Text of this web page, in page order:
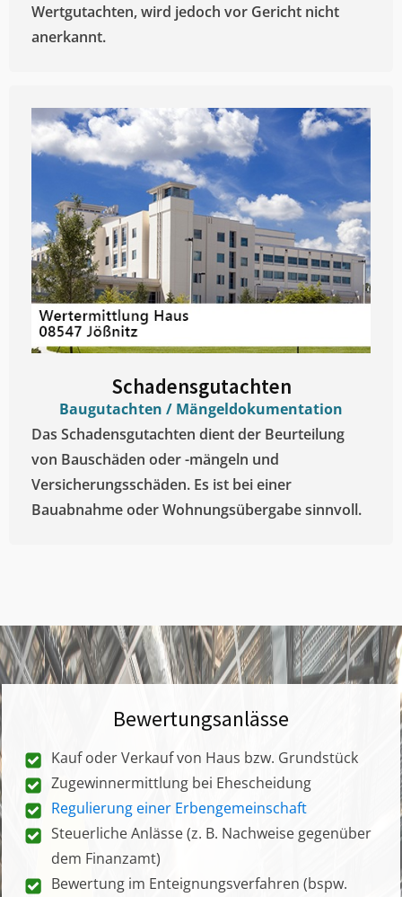
Wertgutachten, wird jedoch vor Gericht nicht
anerkannt.
Schadensgutachten
Baugutachten / Mängeldokumentation
Das Schadensgutachten dient der Beurteilung
von Bauschäden oder -mängeln und
Versicherungsschäden. Es ist bei einer
Bauabnahme oder Wohnungsübergabe sinnvoll.
Bewertungsanlässe
Kauf oder Verkauf von Haus bzw. Grundstück
Zugewinnermittlung bei Ehescheidung
Regulierung einer Erbengemeinschaft
Steuerliche Anlässe (z. B. Nachweise gegenüber
dem Finanzamt)
Bewertung im Enteignungsverfahren (bspw.